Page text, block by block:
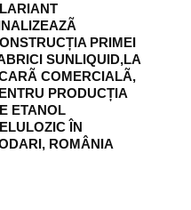
PRIMEI
SUNLIQUID,LA
COMERCIALÃ,
PRODUCȚIA
ETANOL
ÎN
ROMÂNIA